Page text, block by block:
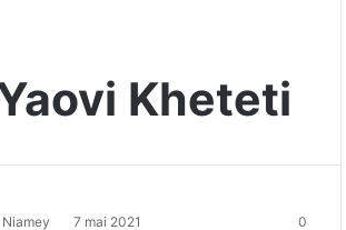
Kheteti
7 mai 2021 0